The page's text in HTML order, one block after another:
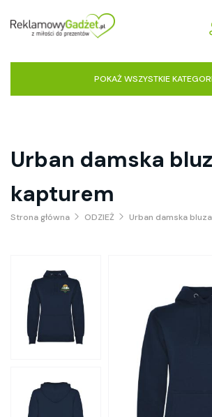
POKAŻ WSZYSTKIE
Urban damska
kapturem
Strona główna ODZIEŻ Urban damska